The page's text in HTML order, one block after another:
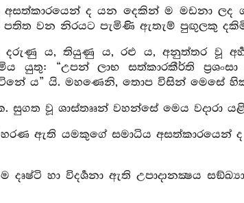
ද යන දෙකින් ම මඩනා
වන නිරයට පැමිණි ඇතැම් පුඟුලකු
දරුණු ය, තියුණු ය, රළු ය, අනුත්තර වූ
“උපන් ලාභ සත්කාරකීර්ති
ය” යි. මහණෙනි, තොප විසින් මෙසේ
සුගත වූ ශාස්තෲන් වහන්සේ මෙය වදාරා
ඇති යමකුගේ සමාධිය අසත්කාරයෙන්
දෘෂ්ටි හා විදර්‍ශනා ඇති උපාදානක්‍ෂය